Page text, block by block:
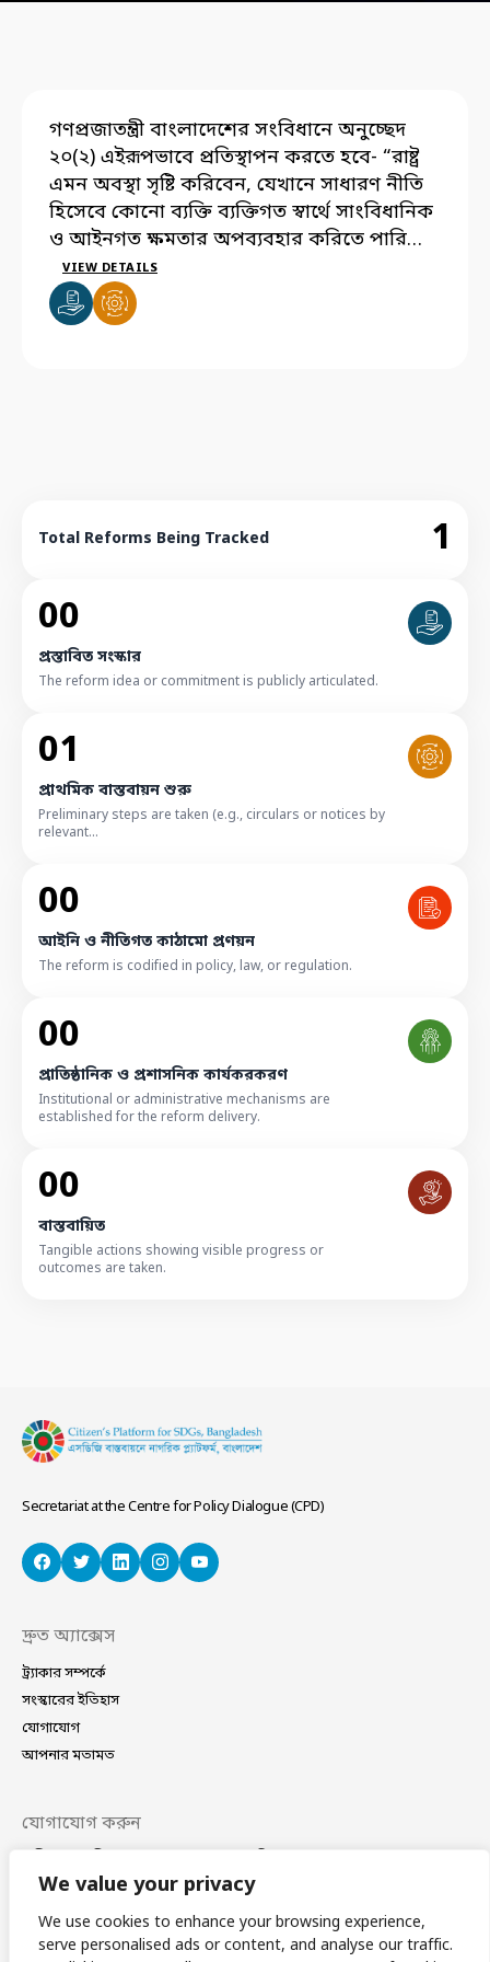
We value your privacy
We use cookies to enhance your browsing experience,
serve personalised ads or content, and analyse our traffic.
গণপ্রজাতন্ত্রী বাংলাদেশের সংবিধানে অনুচ্ছেদ
২০(২) এইরূপভাবে প্রতিস্থাপন করতে হবে- “রাষ্ট্র
এমন অবস্থা সৃষ্টি করিবেন, যেখানে সাধারণ নীতি
হিসেবে কোনো ব্যক্তি ব্যক্তিগত স্বার্থে সাংবিধানিক
ও আইনগত ক্ষমতার অপব্যবহার করিতে পারিবেন
না ও অনুপার্জিত আয় ভোগ করিতে সমর্থ হইবেন
না এবং যেখানে বুদ্ধিবৃত্তিমূলক ও কায়িক, সকল
প্রকার শ্রম সৃষ্টিধর্মী প্রয়াসের ও মানবিক ব্যক্তিত্বের
VIEW DETAILS
Total Reforms Being Tracked
1
00
প্রস্তাবিত সংস্কার
The reform idea or commitment is publicly articulated.
01
প্রাথমিক বাস্তবায়ন শুরু
Preliminary steps are taken (e.g., circulars or notices by
relevant...
00
আইনি ও নীতিগত কাঠামো প্রণয়ন
The reform is codified in policy, law, or regulation.
00
প্রাতিষ্ঠানিক ও প্রশাসনিক কার্যকরকরণ
Institutional or administrative mechanisms are
established for the reform delivery.
00
বাস্তবায়িত
Tangible actions showing visible progress or
outcomes are taken.
Secretariat at the Centre for Policy Dialogue (CPD)
দ্রুত অ্যাক্সেস
ট্র্যাকার সম্পর্কে
সংস্কারের ইতিহাস
যোগাযোগ
আপনার মতামত
যোগাযোগ করুন
ফোন(+88 02) 41021780, 41024781
coordinator@bdplatform4sdgs.net